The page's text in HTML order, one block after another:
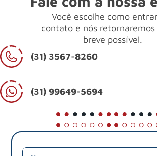
Você escolhe como
contato e nós retornaremos
breve possível.
(31) 3567-8260
(31) 99649-5694